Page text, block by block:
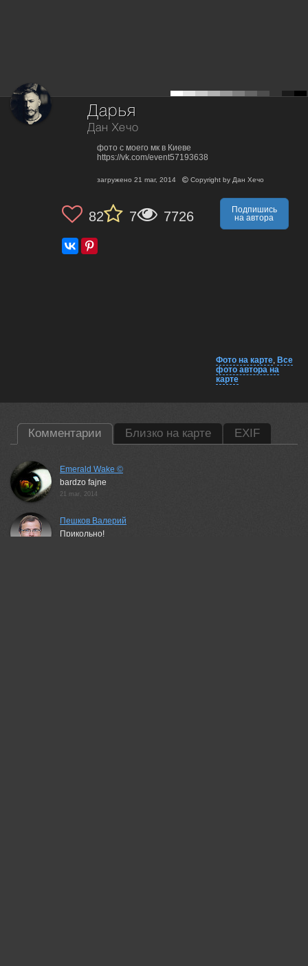
Дарья
Дан Хечо
фото с моего мк в Киеве
https://vk.com/event57193638
загружено 21 mar, 2014 Copyright by Дан Хечо
82 7 7726
Подпишись
на автора
Фото на карте, Все
фото автора на
карте
Комментарии Близко на карте EXIF
Emerald Wake ©
bardzo fajne
21 mar, 2014
Пешков Валерий
Прикольно!